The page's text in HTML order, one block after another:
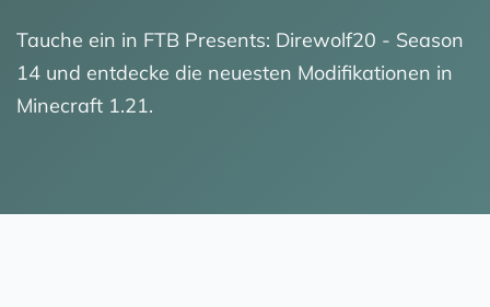
Tauche ein in FTB Presents: Direwolf20 - Season
14 und entdecke die neuesten Modifikationen in
Minecraft 1.21.